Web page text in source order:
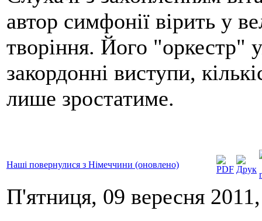
автор симфонії вірить у
творіння. Його "оркестр"
закордонні виступи,
лише зростатиме.
Наші повернулися з Німеччини (оновлено)
П'ятниця, 09 вересня